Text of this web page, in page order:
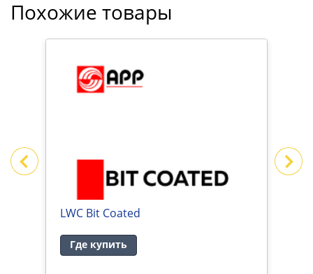
Похожие товары
LWC Bit Coated
Где купить